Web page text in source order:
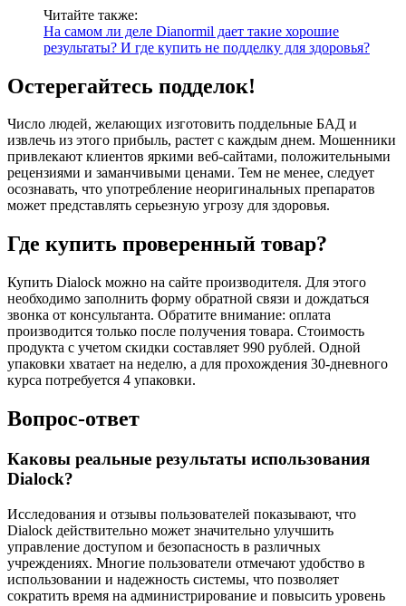
Читайте также:
На самом ли деле Dianormil дает такие хорошие
результаты? И где купить не подделку для здоровья?
Остерегайтесь подделок!
Число людей, желающих изготовить поддельные БАД и
извлечь из этого прибыль, растет с каждым днем. Мошенники
привлекают клиентов яркими веб-сайтами, положительными
рецензиями и заманчивыми ценами. Тем не менее, следует
осознавать, что употребление неоригинальных препаратов
может представлять серьезную угрозу для здоровья.
Где купить проверенный товар?
Купить Dialock можно на сайте производителя. Для этого
необходимо заполнить форму обратной связи и дождаться
звонка от консультанта. Обратите внимание: оплата
производится только после получения товара. Стоимость
продукта с учетом скидки составляет 990 рублей. Одной
упаковки хватает на неделю, а для прохождения 30-дневного
курса потребуется 4 упаковки.
Вопрос-ответ
Каковы реальные результаты использования
Dialock?
Исследования и отзывы пользователей показывают, что
Dialock действительно может значительно улучшить
управление доступом и безопасность в различных
учреждениях. Многие пользователи отмечают удобство в
использовании и надежность системы, что позволяет
сократить время на администрирование и повысить уровень